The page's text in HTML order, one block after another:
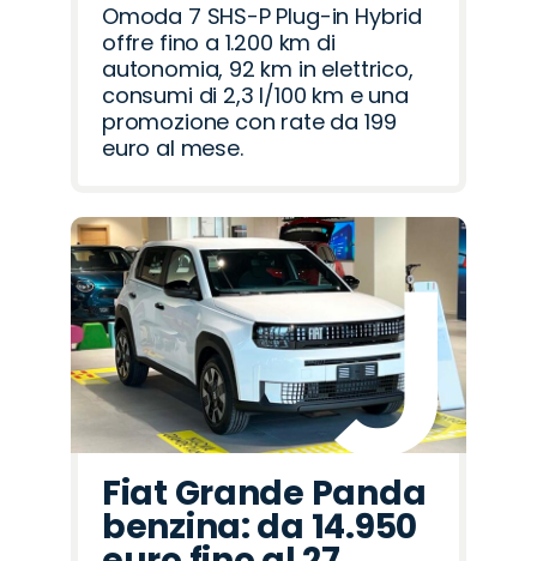
Omoda 7 SHS-P Plug-in Hybrid
offre fino a 1.200 km di
autonomia, 92 km in elettrico,
consumi di 2,3 l/100 km e una
promozione con rate da 199
euro al mese.
Fiat Grande Panda
benzina: da 14.950